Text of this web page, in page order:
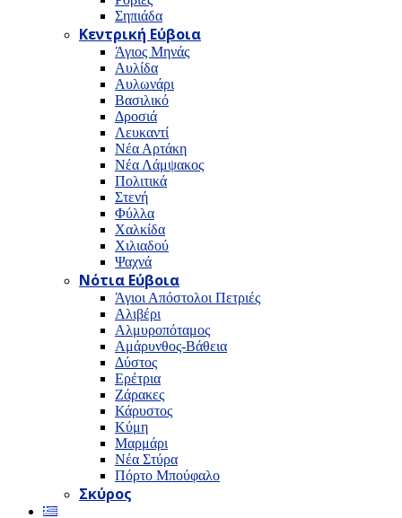
Σηπιάδα
Κεντρική Εύβοια
Άγιος Μηνάς
Αυλίδα
Αυλωνάρι
Βασιλικό
Δροσιά
Λευκαντί
Νέα Αρτάκη
Νέα Λάμψακος
Πολιτικά
Στενή
Φύλλα
Χαλκίδα
Χιλιαδού
Ψαχνά
Νότια Εύβοια
Άγιοι Απόστολοι Πετριές
Αλιβέρι
Αλμυροπόταμος
Αμάρυνθος-Βάθεια
Δύστος
Ερέτρια
Ζάρακες
Κάρυστος
Κύμη
Μαρμάρι
Νέα Στύρα
Πόρτο Μπούφαλο
Σκύρος